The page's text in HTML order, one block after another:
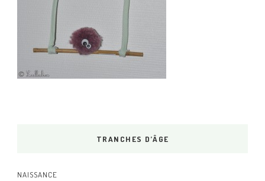
TRANCHES D’ÂGE
NAISSANCE